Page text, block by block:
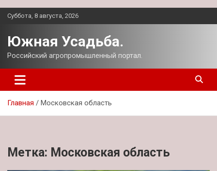
Перейти
Суббота, 8 августа, 2026
Южная Усадьба.
Российский агропромышленный портал.
Главная Московская область
Метка: Московская область